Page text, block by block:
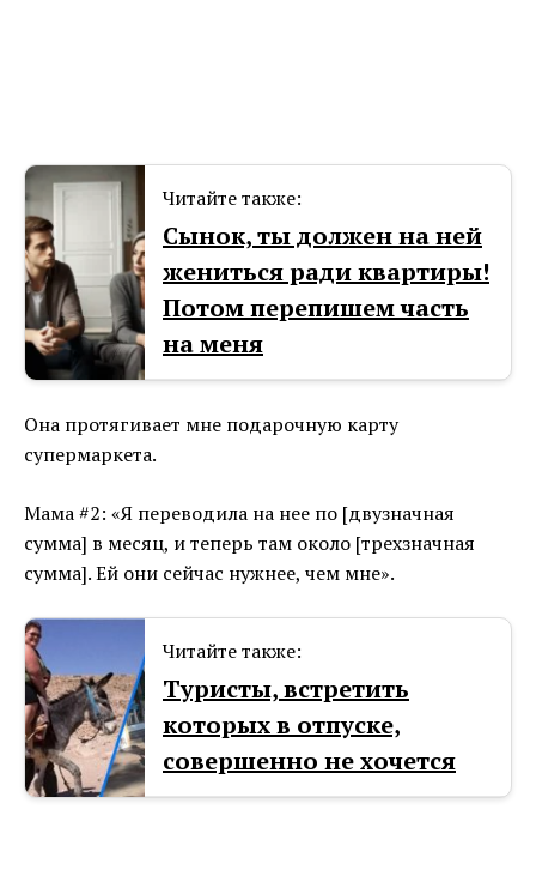
Читайте также:
Сынок, ты должен на ней
жениться ради квартиры!
Потом перепишем часть
на меня
Она протягивает мне подарочную карту
супермаркета.
Мама #2: «Я переводила на нее по [двузначная
сумма] в месяц, и теперь там около [трехзначная
сумма]. Ей они сейчас нужнее, чем мне».
Читайте также:
Туристы, встретить
которых в отпуске,
совершенно не хочется